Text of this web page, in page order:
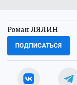
Роман ЛЯЛИН
ПОДПИСАТЬСЯ